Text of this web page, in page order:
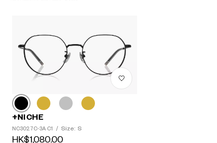
+NICHE
NC3027C-3A C1 / Size: S
HK$1,080.00